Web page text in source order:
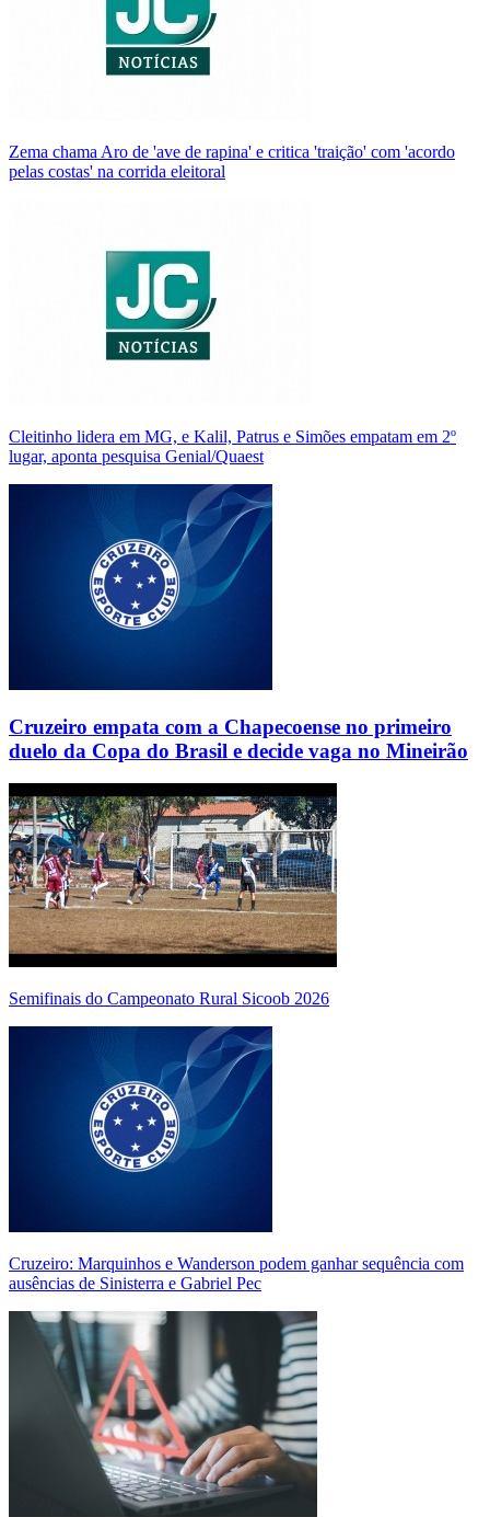
Zema chama Aro de 'ave de rapina' e critica 'traição' com 'acordo
pelas costas' na corrida eleitoral
Cleitinho lidera em MG, e Kalil, Patrus e Simões empatam em 2º
lugar, aponta pesquisa Genial/Quaest
Cruzeiro empata com a Chapecoense no primeiro
duelo da Copa do Brasil e decide vaga no Mineirão
Semifinais do Campeonato Rural Sicoob 2026
Cruzeiro: Marquinhos e Wanderson podem ganhar sequência com
ausências de Sinisterra e Gabriel Pec